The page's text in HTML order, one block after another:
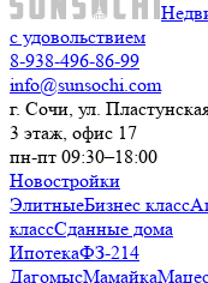
с удовольствием
8-938-496-86-99
info@sunsochi.com
г. Сочи, ул.
3 этаж, офис 17
пн-пт 09:30–18:00
Новостройки
ЭлитныеБизнес класс
классСданные дома
ИпотекаФЗ-214
ДагомысМамайка